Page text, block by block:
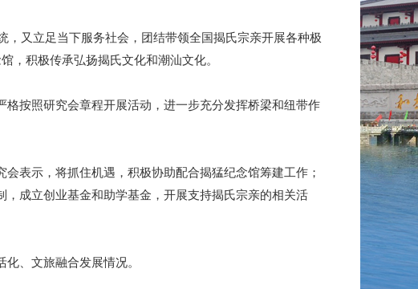
又立足当下服务社会，团结带领全国揭氏宗亲开展各种极
，积极传承弘扬揭氏文化和潮汕文化。
按照研究会章程开展活动，进一步充分发挥桥梁和纽带作
表示，将抓住机遇，积极协助配合揭猛纪念馆筹建工作；
成立创业基金和助学基金，开展支持揭氏宗亲的相关活
、文旅融合发展情况。